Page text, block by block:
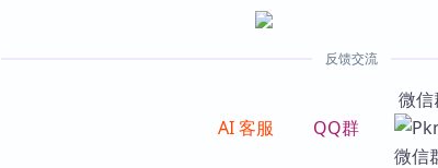
反馈交流
AI 客服 QQ群
微信